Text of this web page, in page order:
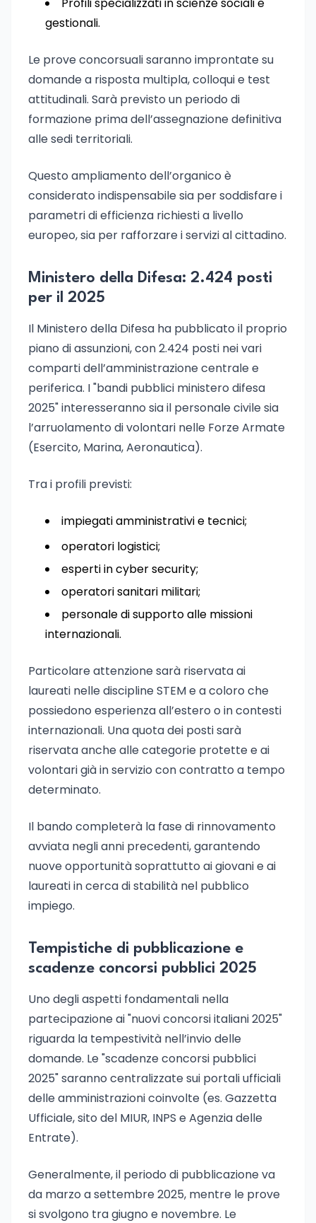
gestionali.
Le prove concorsuali saranno improntate su
domande a risposta multipla, colloqui e test
attitudinali. Sarà previsto un periodo di
formazione prima dell’assegnazione definitiva
alle sedi territoriali.
Questo ampliamento dell’organico è
considerato indispensabile sia per soddisfare i
parametri di efficienza richiesti a livello
europeo, sia per rafforzare i servizi al cittadino.
Ministero della Difesa: 2.424 posti
per il 2025
Il Ministero della Difesa ha pubblicato il proprio
piano di assunzioni, con 2.424 posti nei vari
comparti dell’amministrazione centrale e
periferica. I "bandi pubblici ministero difesa
2025" interesseranno sia il personale civile sia
l’arruolamento di volontari nelle Forze Armate
(Esercito, Marina, Aeronautica).
Tra i profili previsti:
impiegati amministrativi e tecnici;
operatori logistici;
esperti in cyber security;
operatori sanitari militari;
personale di supporto alle missioni
internazionali.
Particolare attenzione sarà riservata ai
laureati nelle discipline STEM e a coloro che
possiedono esperienza all’estero o in contesti
internazionali. Una quota dei posti sarà
riservata anche alle categorie protette e ai
volontari già in servizio con contratto a tempo
determinato.
Il bando completerà la fase di rinnovamento
avviata negli anni precedenti, garantendo
nuove opportunità soprattutto ai giovani e ai
laureati in cerca di stabilità nel pubblico
impiego.
Tempistiche di pubblicazione e
scadenze concorsi pubblici 2025
Uno degli aspetti fondamentali nella
partecipazione ai "nuovi concorsi italiani 2025"
riguarda la tempestività nell’invio delle
domande. Le "scadenze concorsi pubblici
2025" saranno centralizzate sui portali ufficiali
delle amministrazioni coinvolte (es. Gazzetta
Ufficiale, sito del MIUR, INPS e Agenzia delle
Entrate).
Generalmente, il periodo di pubblicazione va
da marzo a settembre 2025, mentre le prove
si svolgono tra giugno e novembre. Le